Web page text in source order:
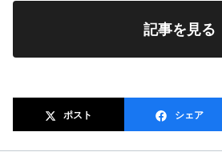
記事を見る
ポスト シェア